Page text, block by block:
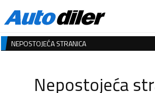
NEPOSTOJEĆA STRANICA
Nepostojeća